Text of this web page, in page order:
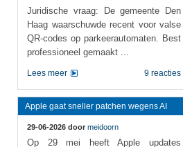
Juridische vraag: De gemeente Den
Haag waarschuwde recent voor valse
QR-codes op parkeerautomaten. Best
professioneel gemaakt ...
9 reacties
Lees meer
Apple gaat sneller patchen wegens AI
29-06-2026 door meidoorn
Op 29 mei heeft Apple updates